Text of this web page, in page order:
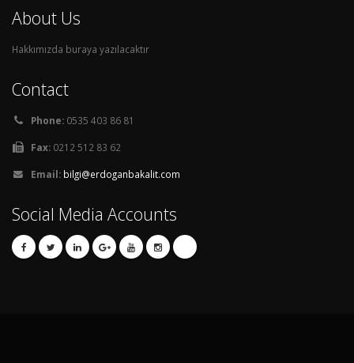
About Us
Hakkımızda buraya yazılacaktır
Contact
Phone: 0535 403 86 81
Fax: 0212 512 83 62
Email: bilgi@erdoganbakalit.com
Social Media Accounts